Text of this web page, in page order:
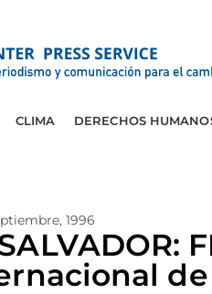
CLIMA DERECHOS
1996